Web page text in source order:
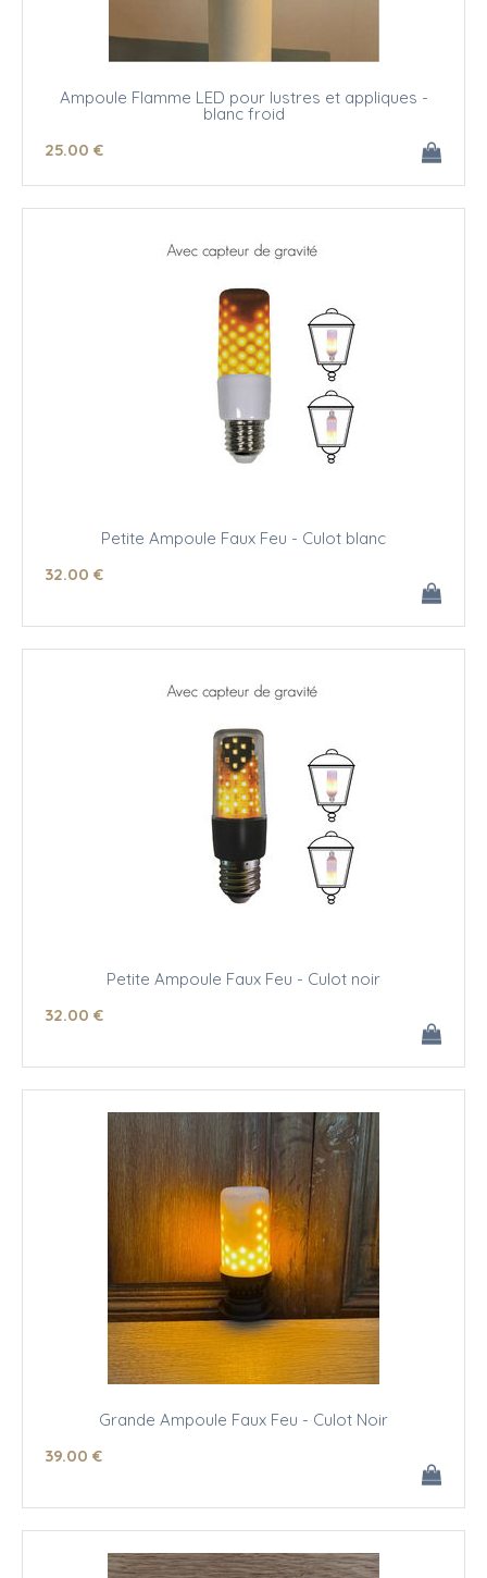
Ampoule Flamme LED pour lustres et appliques -
blanc froid
25.00 €
Petite Ampoule Faux Feu - Culot blanc
32.00 €
Petite Ampoule Faux Feu - Culot noir
32.00 €
Grande Ampoule Faux Feu - Culot Noir
39.00 €